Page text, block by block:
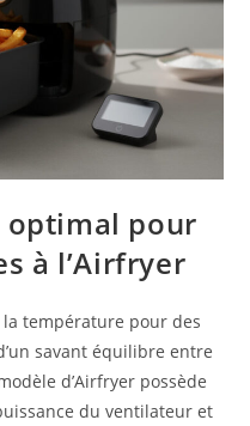
optimal pour
à l’Airfryer
température pour des
savant équilibre entre
d’Airfryer possède
du ventilateur et